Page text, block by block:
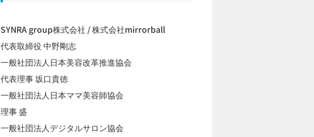
SYNRA group株式会社 / 株式会社mirrorball
代表取締役 中野剛志
一般社団法人日本美容改革推進協会
代表理事 坂口貴徳
一般社団法人日本ママ美容師協会
理事 盛
一般社団法人デジタルサロン協会